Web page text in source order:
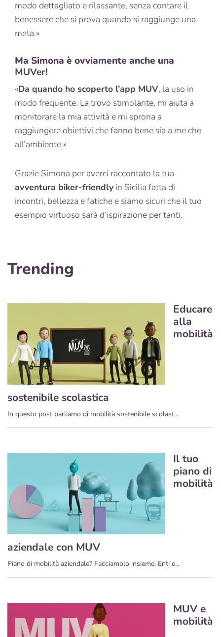
modo dettagliato e rilassante, senza contare il
benessere che si prova quando si raggiunge una
meta.»
Ma Simona è ovviamente anche una
MUVer!
«Da quando ho scoperto l’app MUV, la uso in
modo frequente. La trovo stimolante, mi aiuta a
monitorare la mia attività e mi sprona a
raggiungere obiettivi che fanno bene sia a me che
all’ambiente.»
Grazie Simona per averci raccontato la tua
avventura biker-friendly in Sicilia fatta di
incontri, bellezza e fatiche e siamo sicuri che il tuo
esempio virtuoso sarà d’ispirazione per tanti.
Trending
Educare
alla
mobilità
sostenibile scolastica
In questo post parliamo di mobilità sostenibile scolast...
Il tuo
piano di
mobilità
aziendale con MUV
Piano di mobilità aziendale? Facciamolo insieme. Enti e...
MUV e
mobilità